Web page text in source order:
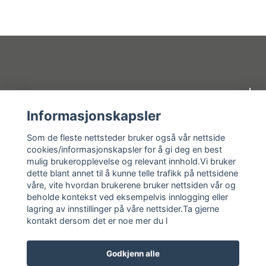
Kundeservice
Sosiale medier
Informasjonskapsler
Som de fleste nettsteder bruker også vår nettside
cookies/informasjonskapsler for å gi deg en best
mulig brukeropplevelse og relevant innhold.Vi bruker
dette blant annet til å kunne telle trafikk på nettsidene
våre, vite hvordan brukerene bruker nettsiden vår og
beholde kontekst ved eksempelvis innlogging eller
lagring av innstillinger på våre nettsider.Ta gjerne
kontakt dersom det er noe mer du l
Godkjenn alle